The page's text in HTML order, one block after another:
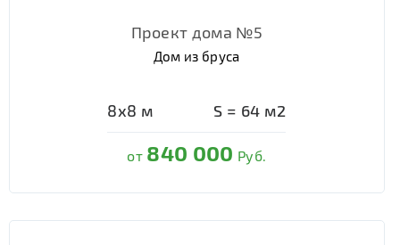
Проект дома №5
Дом из бруса
8х8 м S = 64 м2
от 840 000 Руб.